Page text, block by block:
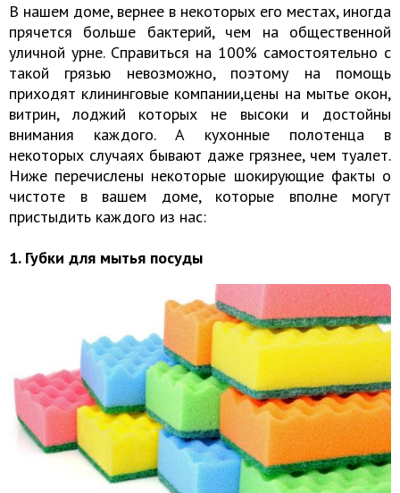
В нашем доме, вернее в некоторых его местах, иногда
прячется больше бактерий, чем на общественной
уличной урне. Справиться на 100% самостоятельно с
такой грязью невозможно, поэтому на помощь
приходят клининговые компании,цены на мытье окон,
витрин, лоджий которых не высоки и достойны
внимания каждого. А кухонные полотенца в
некоторых случаях бывают даже грязнее, чем туалет.
Ниже перечислены некоторые шокирующие факты о
чистоте в вашем доме, которые вполне могут
пристыдить каждого из нас:
1. Губки для мытья посуды